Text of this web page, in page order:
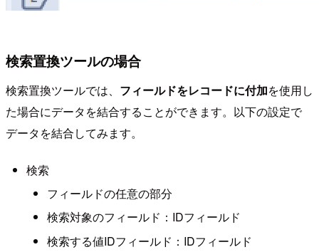
検索置換ツールの場合
検索置換ツールでは、 フィールドをレコードに付加を使用し
た場合にデータを結合することができます。以下の設定で
データを結合してみます。
検索
フィールドの任意の部分
検索対象のフィールド：IDフィールド
検索する値IDフィールド：IDフィールド